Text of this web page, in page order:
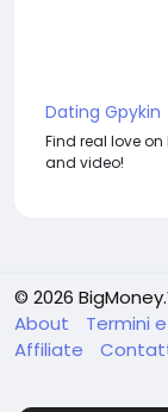
Dating Gpykin
Find real love
and video!
© 2026
About
Termini
Affiliate